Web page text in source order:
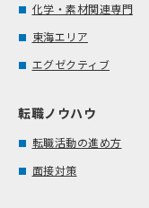
化学・素材関連専門
東海エリア
エグゼクティブ
転職ノウハウ
転職活動の進め方
面接対策